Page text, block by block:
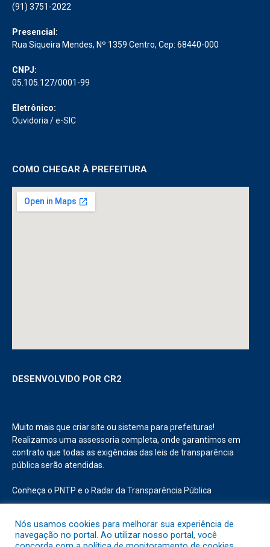
(91) 3751-2022
Presencial:
Rua Siqueira Mendes, Nº 1359 Centro, Cep: 68440-000
CNPJ:
05.105.127/0001-99
Eletrônico:
Ouvidoria /e-SIC
COMO CHEGAR À PREFEITURA
DESENVOLVIDO POR CR2
Muito mais que criar site ou sistema para prefeituras!
Realizamos uma assessoria completa, onde garantimos em
contrato que todas as exigências das leis de transparência
pública serão atendidas.
Conheça o PNTP e o Radar da Transparência Pública
Nós usamos cookies para melhorar sua experiência de
navegação no portal. Ao utilizar nosso portal, você